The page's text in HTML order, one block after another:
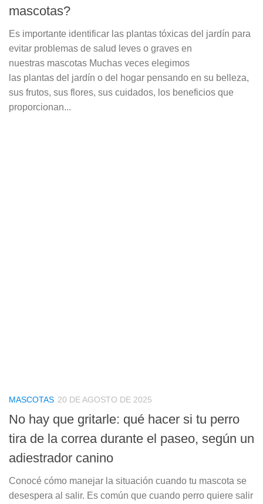
mascotas?
Es importante identificar las plantas tóxicas del jardín para
evitar problemas de salud leves o graves en
nuestras mascotas Muchas veces elegimos
las plantas del jardín o del hogar pensando en su belleza,
sus frutos, sus flores, sus cuidados, los beneficios que
proporcionan...
MASCOTAS 20 DE AGOSTO DE 2025
No hay que gritarle: qué hacer si tu perro
tira de la correa durante el paseo, según un
adiestrador canino
Conocé cómo manejar la situación cuando tu mascota se
desespera al salir. Es común que cuando perro quiere salir